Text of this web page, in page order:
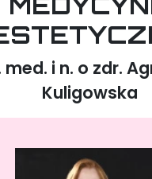
med. i n. o zdr.
Kuligowska